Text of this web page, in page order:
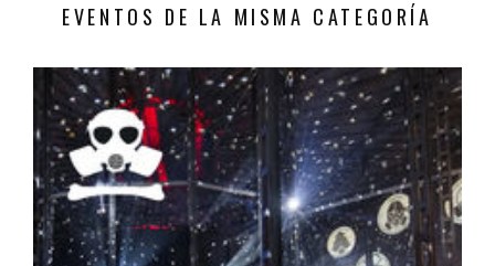
EVENTOS DE LA MISMA CATEGORÍA